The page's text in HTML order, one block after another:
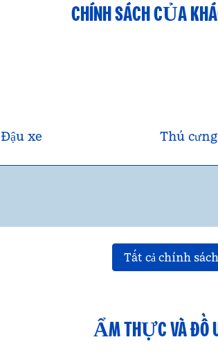
CHÍNH SÁCH CỦA
Đậu xe Thú cưng
Tất cả chính sách
ẨM THỰC VÀ ĐỒ